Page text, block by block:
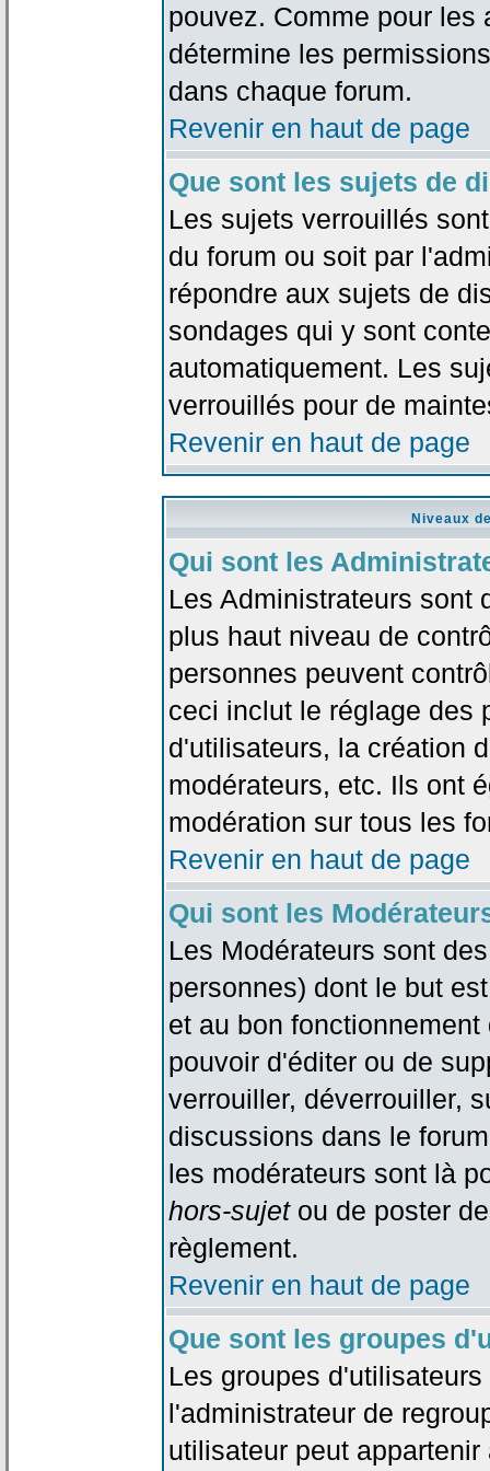
pouvez. Comme pour les
détermine les
dans chaque forum.
Revenir en haut de page
Que sont les sujets de
Les sujets verrouillés
du forum ou soit par
répondre aux sujets de
sondages qui y sont
automatiquement. Les
verrouillés pour de
Revenir en haut de page
Niveaux
Qui sont les
Les Administrateurs sont
plus haut niveau de
personnes peuvent
ceci inclut le réglage des
d'utilisateurs, la création
modérateurs, etc. Ils ont
modération sur tous les
Revenir en haut de page
Qui sont les
Les Modérateurs sont
personnes) dont le but
et au bon
pouvoir d'éditer ou de
verrouiller, déverrouiller,
discussions dans le
les modérateurs sont là
hors-sujetou de poster
règlement.
Revenir en haut de page
Que sont les groupes
Les groupes
l'administrateur de
utilisateur peut